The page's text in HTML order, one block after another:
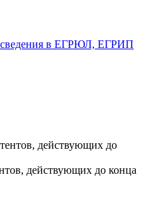
сведения в ЕГРЮЛ, ЕГРИП
действующих до конца